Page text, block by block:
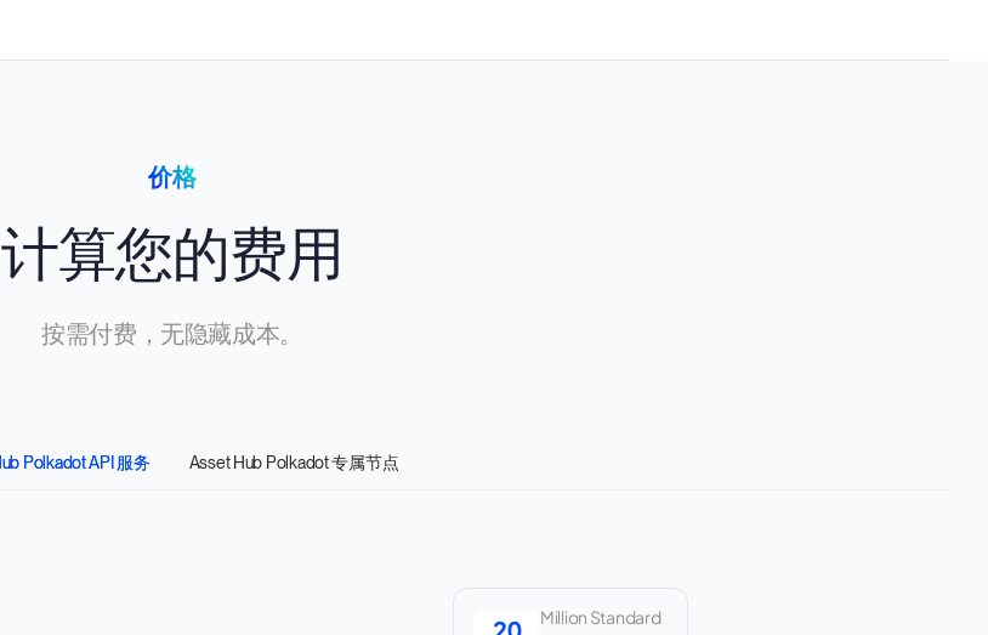
价格
计算您的费用
按需付费，无隐藏成本。
Polkadot API 服务 Asset Hub Polkadot 专属节点
Million Standard